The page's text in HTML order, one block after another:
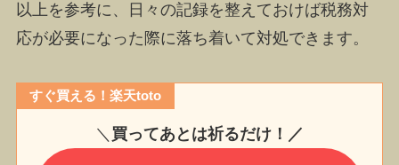
以上を参考に、日々の記録を整えておけば税務対
応が必要になった際に落ち着いて対処できます。
すぐ買える！楽天toto
＼ 買ってあとは祈るだけ！／